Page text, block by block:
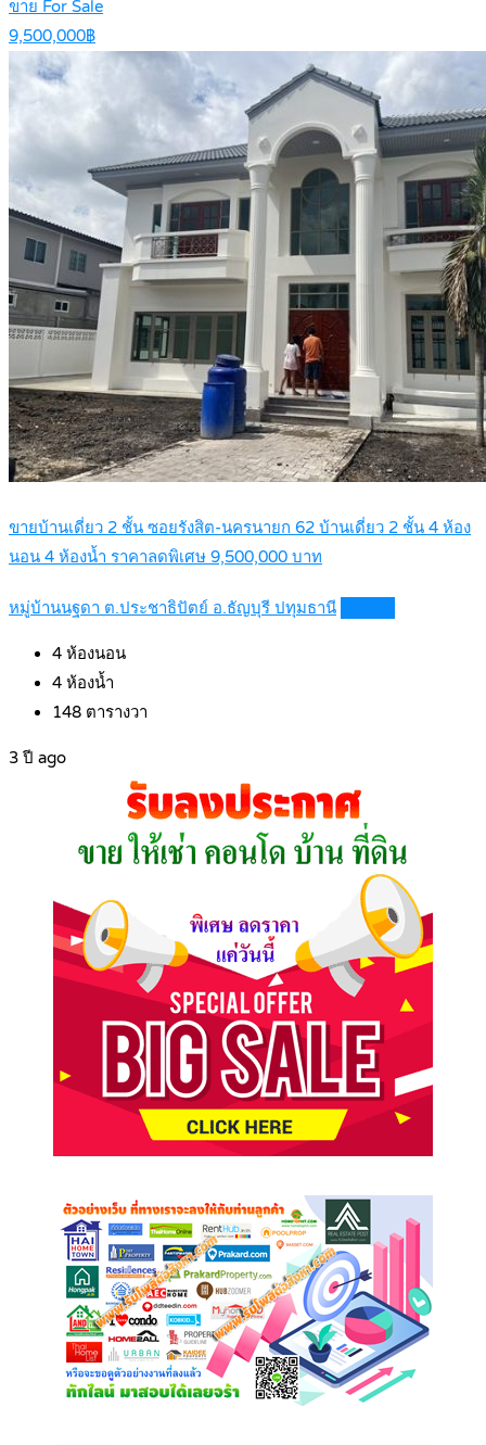
ขาย For Sale
9,500,000฿
ขายบ้านเดี่ยว 2 ชั้น ซอยรังสิต-นครนายก 62 บ้านเดี่ยว 2 ชั้น 4 ห้อง
นอน 4 ห้องน้ำ ราคาลดพิเศษ 9,500,000 บาท
หมู่บ้านนฐดา ต.ประชาธิปัตย์ อ.ธัญบุรี ปทุมธานี
4 ห้องนอน
4 ห้องน้ำ
148 ตารางวา
3 ปี ago